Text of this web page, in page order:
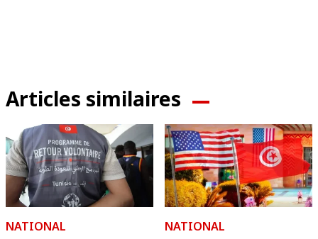
Articles similaires
NATIONAL
NATIONAL